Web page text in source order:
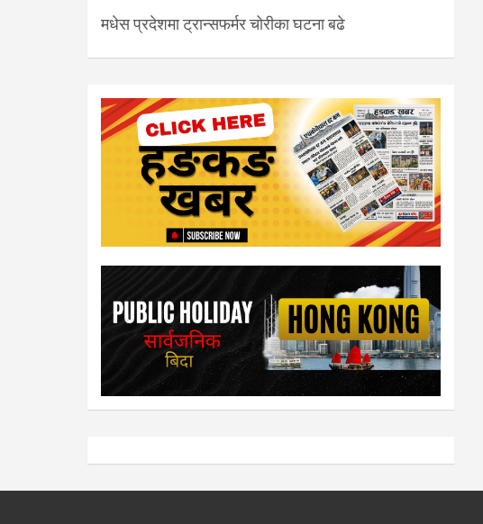
मधेस प्रदेशमा ट्रान्सफर्मर चोरीका घटना बढे